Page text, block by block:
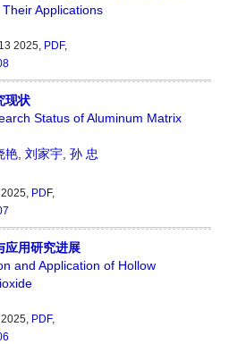
Applications
2025, PDF,
现状
Status of Aluminum Matrix
艳 刘家宇 孙 忠
PDF,
应用研究进展
and Application of Hollow
PDF,